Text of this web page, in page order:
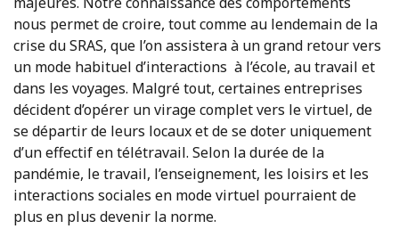
nous permet de croire, tout comme au lendemain de la
crise du SRAS, que l’on assistera à un grand retour vers
un mode habituel d’interactions à l’école, au travail et
dans les voyages. Malgré tout, certaines entreprises
décident d’opérer un virage complet vers le virtuel, de
se départir de leurs locaux et de se doter uniquement
d’un effectif en télétravail. Selon la durée de la
pandémie, le travail, l’enseignement, les loisirs et les
interactions sociales en mode virtuel pourraient de
plus en plus devenir la norme.